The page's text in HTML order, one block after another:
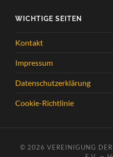
WICHTIGE SEITEN
Kontakt
Impressum
Datenschutzerklärung
Cookie-Richtlinie
© 2026 VEREINIGUNG